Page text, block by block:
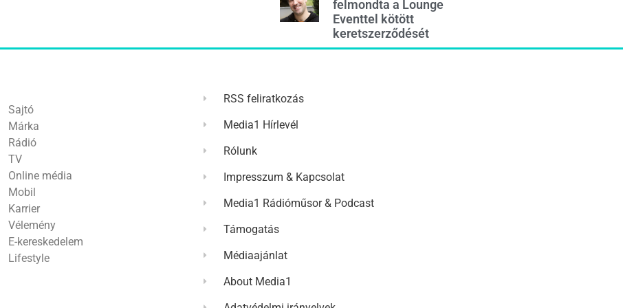
felmondta a Lounge
Eventtel kötött
keretszerződését
Sajtó
Márka
Rádió
TV
Online média
Mobil
Karrier
Vélemény
E-kereskedelem
Lifestyle
RSS feliratkozás
Media1 Hírlevél
Rólunk
Impresszum & Kapcsolat
Media1 Rádióműsor & Podcast
Támogatás
Médiaajánlat
About Media1